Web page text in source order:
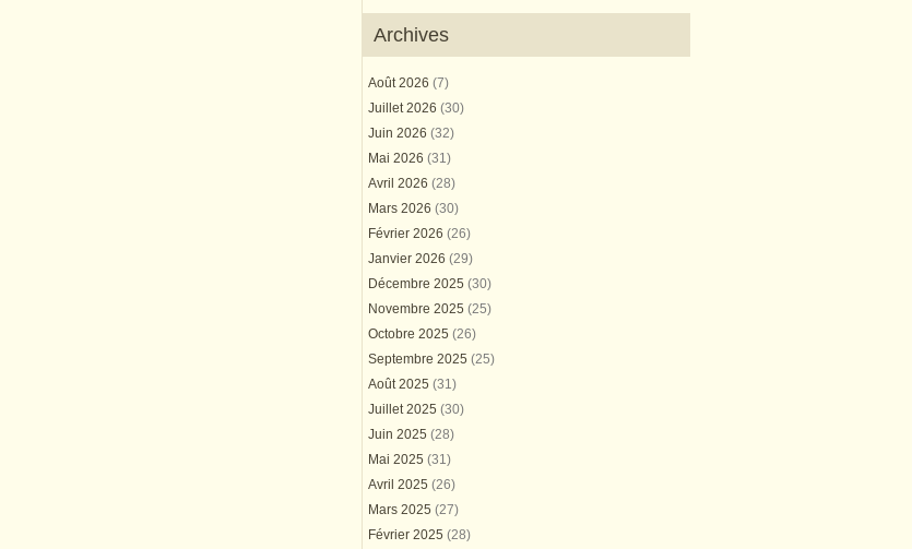
Archives
Août 2026 (7)
Juillet 2026 (30)
Juin 2026 (32)
Mai 2026 (31)
Avril 2026 (28)
Mars 2026 (30)
Février 2026 (26)
Janvier 2026 (29)
Décembre 2025 (30)
Novembre 2025 (25)
Octobre 2025 (26)
Septembre 2025 (25)
Août 2025 (31)
Juillet 2025 (30)
Juin 2025 (28)
Mai 2025 (31)
Avril 2025 (26)
Mars 2025 (27)
Février 2025 (28)